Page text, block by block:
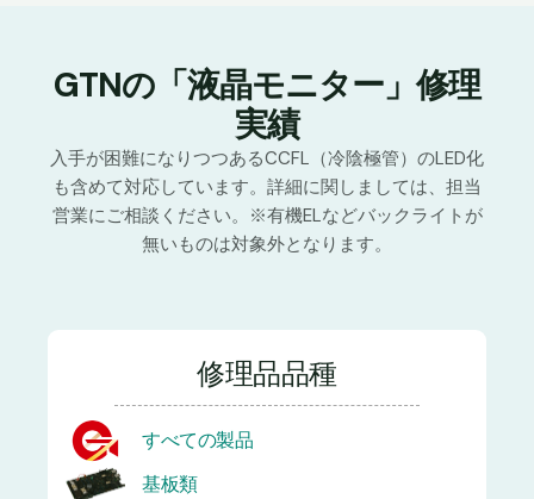
GTNの「液晶モニター」修理
実績
入手が困難になりつつあるCCFL（冷陰極管）のLED化
も含めて対応しています。詳細に関しましては、担当
営業にご相談ください。※有機ELなどバックライトが
無いものは対象外となります。
修理品品種
すべての製品
基板類